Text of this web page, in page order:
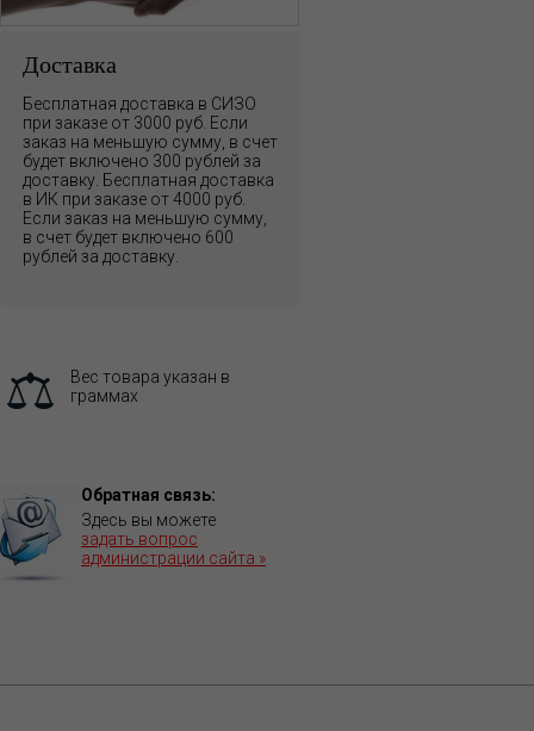
Доставка
Бесплатная доставка в СИЗО
при заказе от 3000 руб. Если
заказ на меньшую сумму, в счет
будет включено 300 рублей за
доставку. Бесплатная доставка
в ИК при заказе от 4000 руб.
Если заказ на меньшую сумму,
в счет будет включено 600
рублей за доставку.
Вес товара указан в
граммах
Обратная связь:
Здесь вы можете
задать вопрос
администрации сайта »